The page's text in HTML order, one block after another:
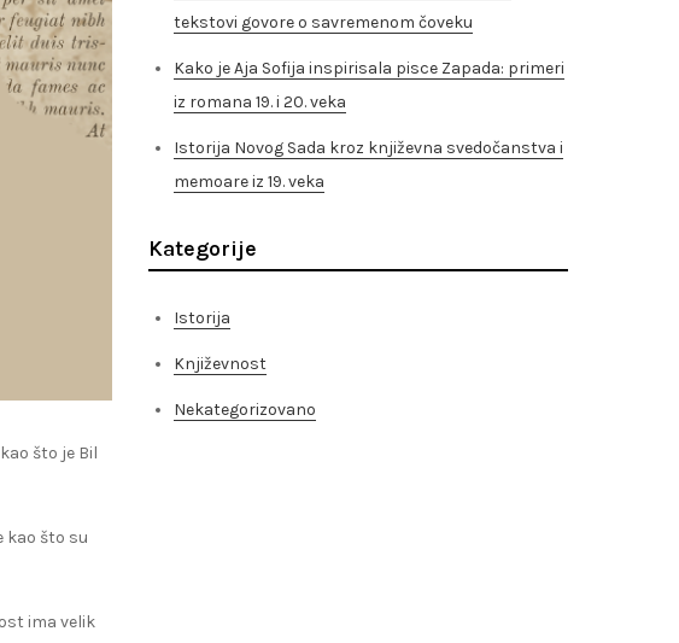
što je Bil
kao što su
ima velik
tekstovi govore o savremenom čoveku
Kako je Aja Sofija inspirisala pisce Zapada: primeri
iz romana 19. i 20. veka
Istorija Novog Sada kroz književna svedočanstva i
memoare iz 19. veka
Kategorije
Istorija
Književnost
Nekategorizovano